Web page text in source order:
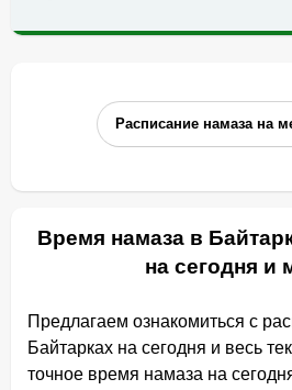
Расписание намаза на
Время намаза в
на сегодня и
Предлагаем ознакомиться с
Байтарках на сегодня и весь
точное время намаза на